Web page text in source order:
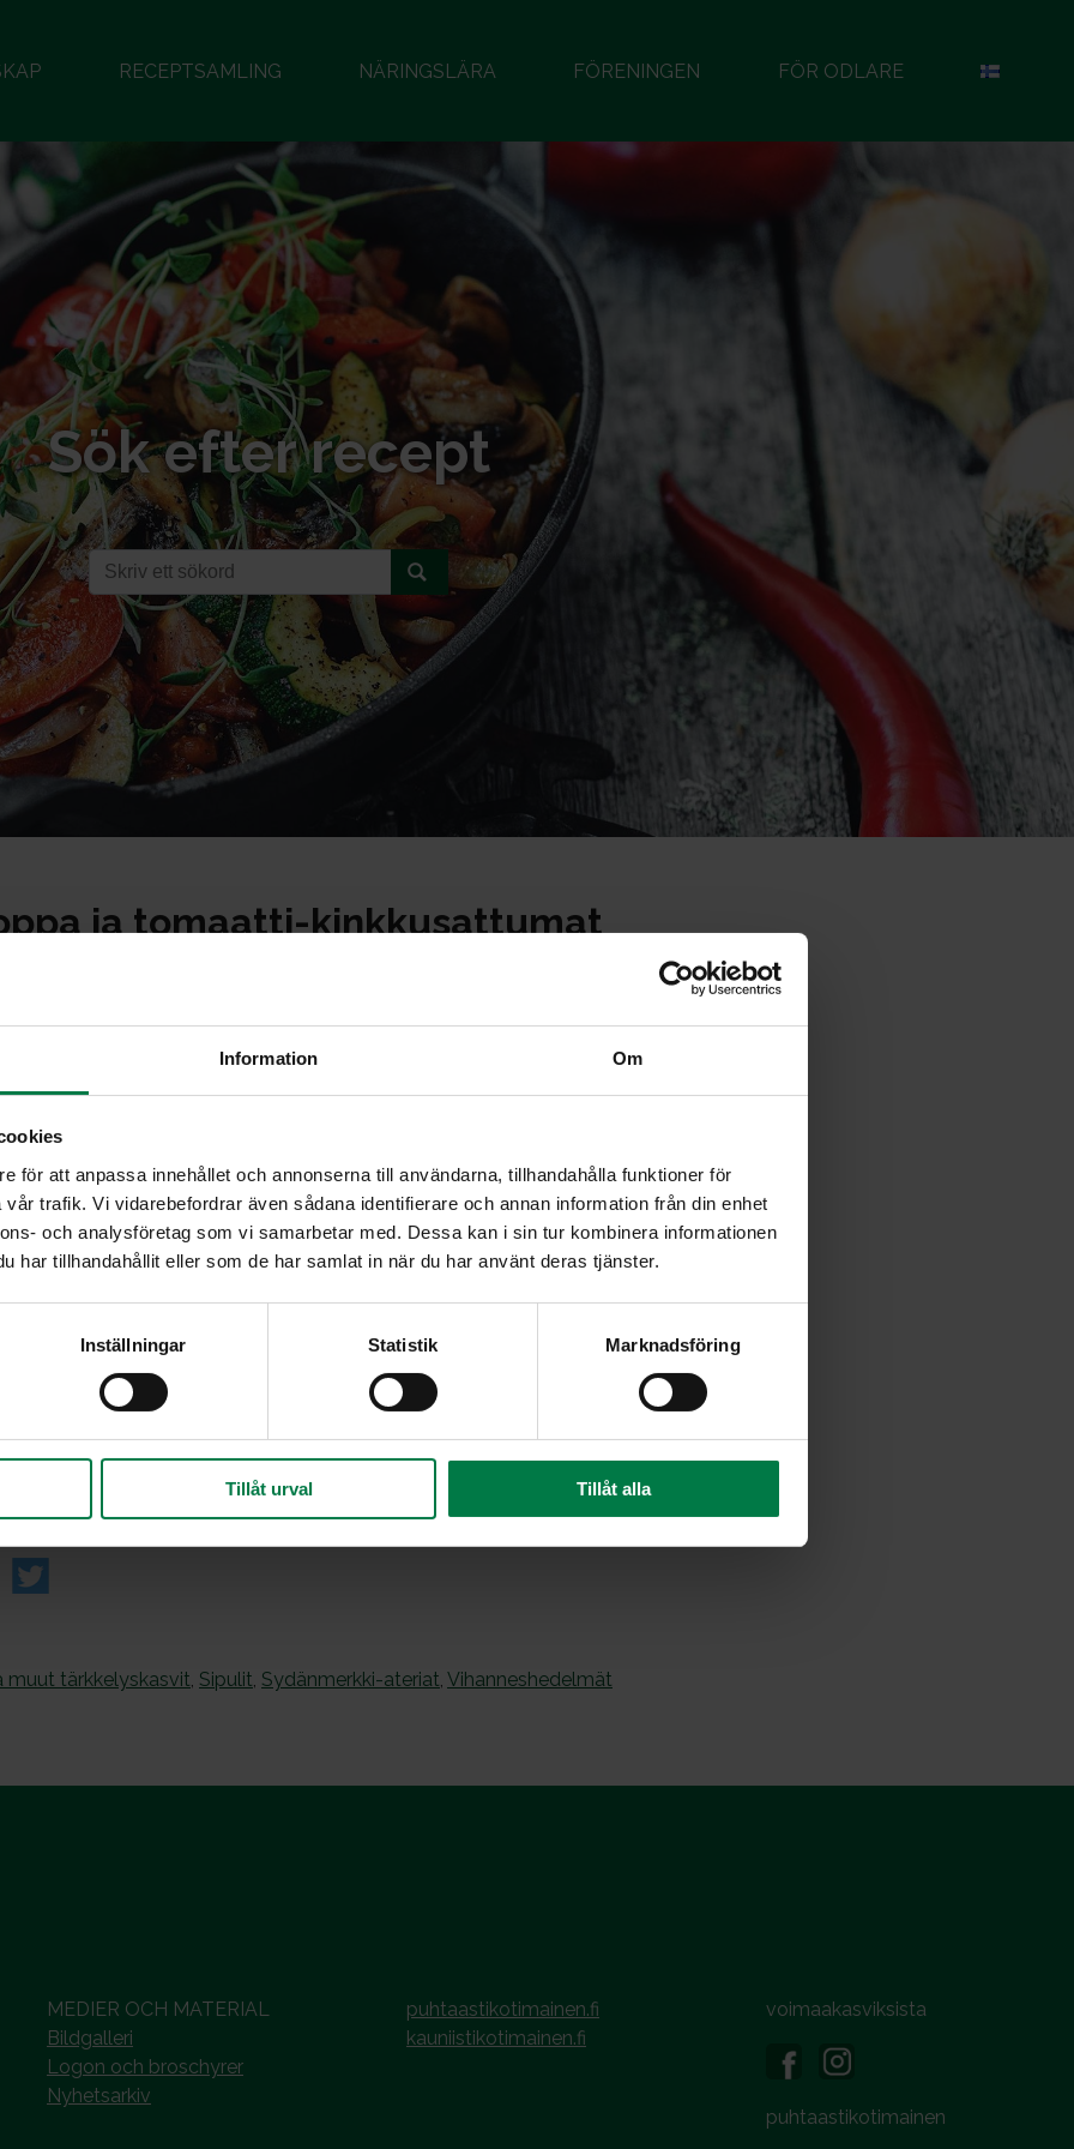
Information Om
för att anpassa innehållet och annonserna till användarna, tillhandahålla funktioner för
trafik. Vi vidarebefordrar även sådana identifierare och annan information från din enhet
och analysföretag som vi samarbetar med. Dessa kan i sin tur kombinera informationen
har tillhandahållit eller som de har samlat in när du har använt deras tjänster.
Inställningar Statistik Marknadsföring
Tillåt urval Tillåt alla
RECEPTSAMLING NÄRINGSLÄRA FÖRENINGEN FÖR ODLARE
Sök efter recept
ja tomaatti-kinkkusattumat
vl, 15
3 %
Laita pataan vesi, kasvisliemijauhe, peruna ja purjo. Keitä kasvikset kypsiksi ja
Lisää hapankaali ja ruokakerma.
Viimeistele keitto hienonnetulla persiljalla.
Lohko tomaatit. Lisää joukkoon kinkku. Tarjoa erikseen keiton lisäkkeenä.
Muita lisäkevaihtoehtoja:
kalakuutioita ja pinaattia
porkkanakuutioita ja meetvurstisuikaleita
etikkapunajuuria ja sipulia
muut tärkkelyskasvit, Sipulit, Sydänmerkki-ateriat, Vihanneshedelmät
MEDIER OCH MATERIAL
Bildgalleri
Logon och broschyrer
Nyhetsarkiv
puhtaastikotimainen.fi
kauniistikotimainen.fi
voimaakasviksista
puhtaastikotimainen